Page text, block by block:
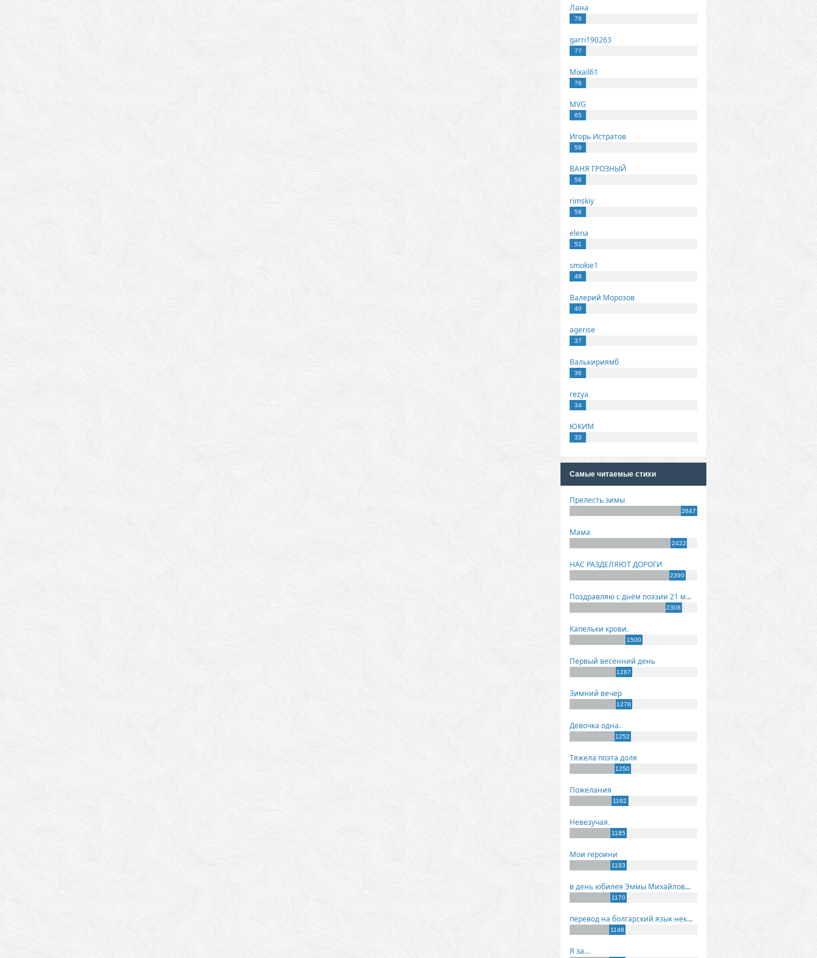
Лана
78
garri190263
77
Mixail61
76
MVG
65
Игорь Истратов
59
ВАНЯ ГРОЗНЫЙ
58
rimskiy
58
elena
51
smokie1
48
Валерий Морозов
40
agerise
37
Валькириямб
36
rezya
34
ЮКИМ
33
Самые читаемые стихи
Прелесть зимы
2647
Мама
2422
НАС РАЗДЕЛЯЮТ ДОРОГИ
2390
Поздравляю с днём поэзии 21 марта!
2308
Капельки крови.
1500
Первый весенний день
1287
Зимний вечер
1278
Девочка одна.
1252
Тяжела поэта доля
1250
Пожелания
1192
Невезучая.
1185
Мои героини
1183
в день юбилея Эммы Михайловны Киселевой
1170
перевод на болгарский язык некоторых моих стихов
1148
Я за...